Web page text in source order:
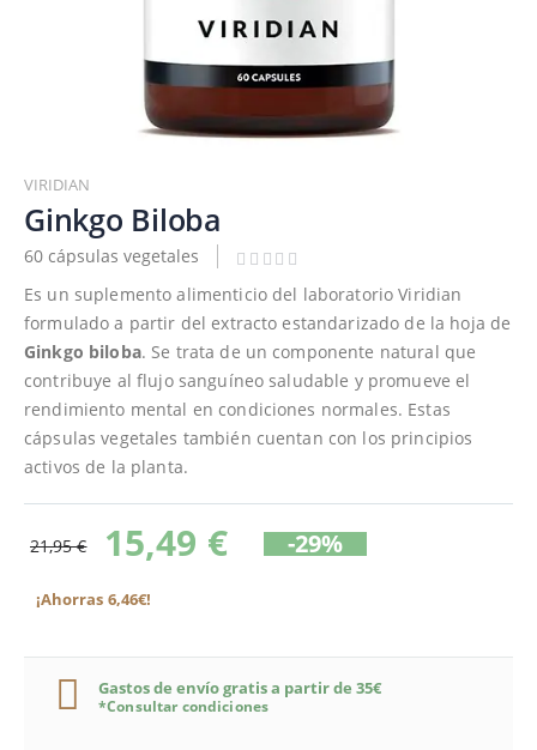
al
comienzo
de
la
galería
imágenes
VIRIDIAN
Ginkgo Biloba
60 cápsulas vegetales
Es un suplemento alimenticio del laboratorio Viridian
formulado a partir del extracto estandarizado de la hoja de
Ginkgo biloba. Se trata de un componente natural que
contribuye al flujo sanguíneo saludable y promueve el
rendimiento mental en condiciones normales. Estas
cápsulas vegetales también cuentan con los principios
activos de la planta.
21,95 € 15,49 € -29%
¡Ahorras 6,46€!
Gastos de envío gratis a partir de 35€
*Consultar condiciones